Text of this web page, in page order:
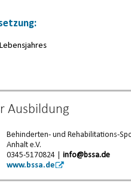
Ausbildung
Behinderten- und Rehabilitations-
Anhalt e.V.
0345-5170824 | info@bssa.de
www.bssa.de